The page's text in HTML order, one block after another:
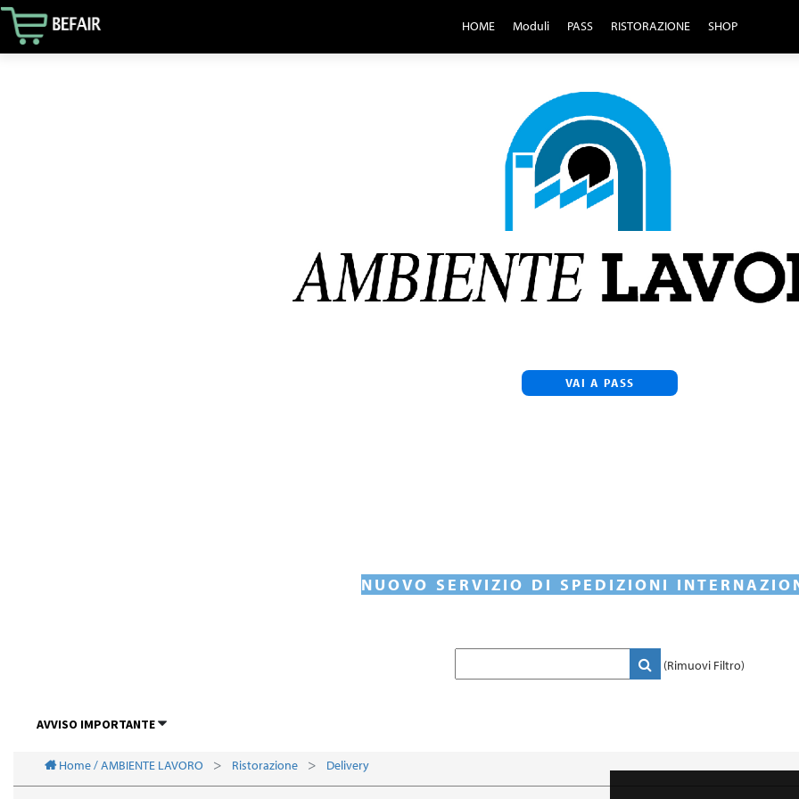
HOME Moduli PASS RISTORAZIONE SHOP
VAI A PASS
NUOVO SERVIZIO DI SPEDIZIONI
(Rimuovi Filtro)
AVVISO IMPORTANTE
Home / AMBIENTE LAVORO Ristorazione Delivery